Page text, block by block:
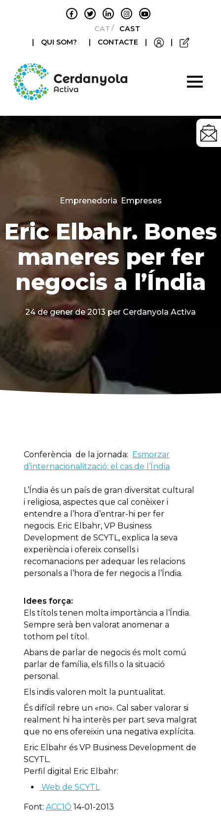
CATALÀCASTELLANO
|
QUI SOM? | CONTACTE | |
Categories
Emprenedoria, Empreses
Eric Elbahr. Bones
maneres per fer
negocis a l’Índia
24 de gener de 2013 per Cerdanyola Activa
Conferència de la jornada: Esmorzar
d’internacionalització: el cas de l’Índia
L’Índia és un país de gran diversitat cultural
i religiosa, aspectes que cal conèixer i
entendre a l’hora d’entrar-hi per fer
negocis. Eric Elbahr, VP Business
Development de SCYTL, explica la seva
experiència i ofereix consells i
recomanacions per adequar les relacions
personals a l’hora de fer negocis a l’Índia.
Idees força:
Els títols tenen molta importància a l’Índia.
Sempre serà ben valorat anomenar a
tothom pel títol.
Abans de parlar de negocis és molt comú
parlar de família, els fills o la situació
personal.
Els indis valoren molt la puntualitat.
És difícil rebre un «no». Cal saber valorar si
realment hi ha interès per part seva malgrat
que no ens ofereixin una negativa explícita.
Eric Elbahr és VP Business Development de
SCYTL.
Perfil digital Eric Elbahr:
Web de SCYTL
Font: ACC1Ó 14-01-2013